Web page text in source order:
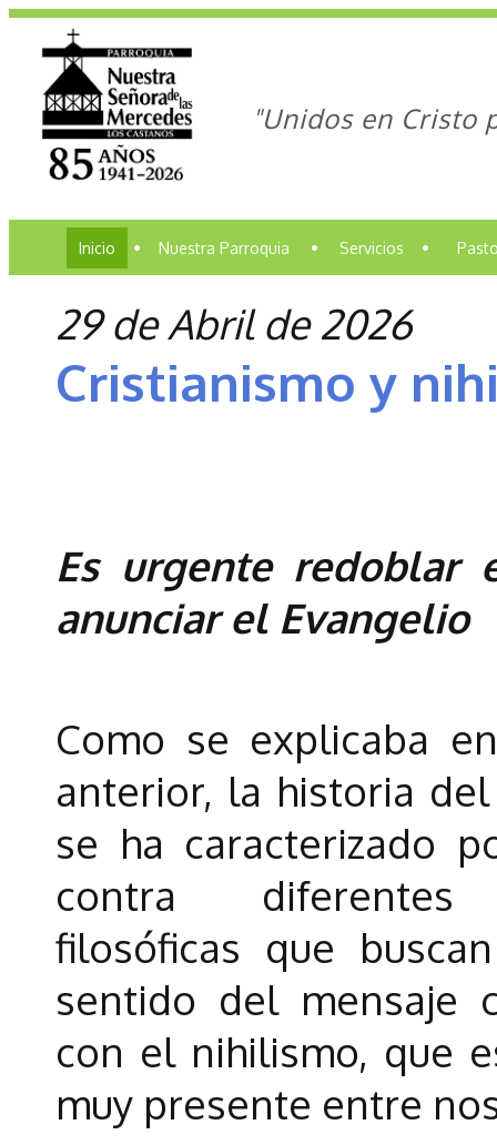
"Unidos en Cristo
Inicio • Nuestra Parroquia • Servicios •
29 de Abril de 2026
Cristianismo y
Es urgente redoblar
anunciar el Evangelio
Como se explicaba
anterior, la historia
se ha caracterizado
contra diferentes
filosóficas que
sentido del mensaje
con el nihilismo, que
muy presente entre